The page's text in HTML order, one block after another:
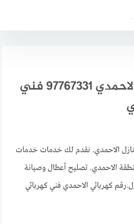
كهربائي منازل الاحمدي 97767331 فني
الاحمدي. نقدم لك خدمات خدمات
منطقة الاحمدي. تصليح أعطال وصيانة
كهربائي الاحمدي فني كهربائي